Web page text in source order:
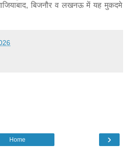
बिजनौर व लखनऊ में यह मुकदमे
›
Home